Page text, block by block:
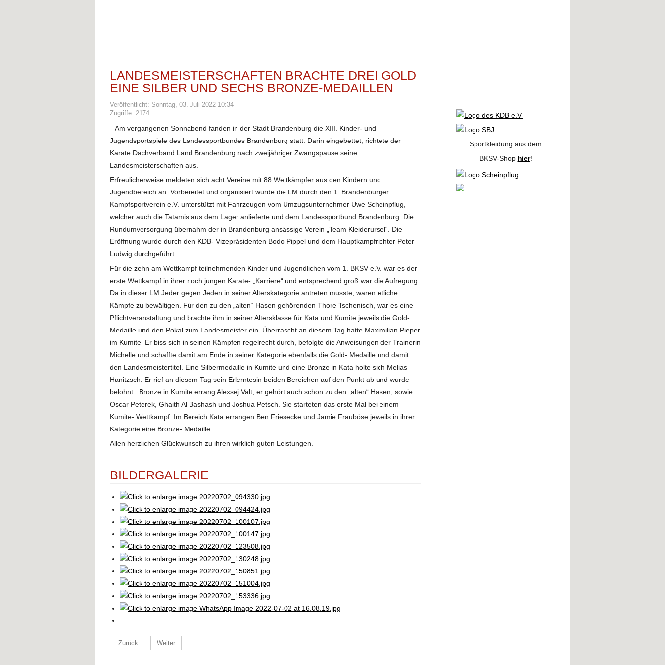
Sportkleidung aus dem
BKSV-Shop hier!
LANDESMEISTERSCHAFTEN BRACHTE DREI GOLD
EINE SILBER UND SECHS BRONZE-MEDAILLEN
Veröffentlicht: Sonntag, 03. Juli 2022 10:34
Zugriffe: 2174
Am vergangenen Sonnabend fanden in der Stadt Brandenburg die XIII. Kinder- und
Jugendsportspiele des Landessportbundes Brandenburg statt. Darin eingebettet, richtete der
Karate Dachverband Land Brandenburg nach zweijähriger Zwangspause seine
Landesmeisterschaften aus.
Erfreulicherweise meldeten sich acht Vereine mit 88 Wettkämpfer aus den Kindern und
Jugendbereich an. Vorbereitet und organisiert wurde die LM durch den 1. Brandenburger
Kampfsportverein e.V. unterstützt mit Fahrzeugen vom Umzugsunternehmer Uwe Scheinpflug,
welcher auch die Tatamis aus dem Lager anlieferte und dem Landessportbund Brandenburg. Die
Rundumversorgung übernahm der in Brandenburg ansässige Verein „Team Kleiderursel“. Die
Eröffnung wurde durch den KDB- Vizepräsidenten Bodo Pippel und dem Hauptkampfrichter Peter
Ludwig durchgeführt.
Für die zehn am Wettkampf teilnehmenden Kinder und Jugendlichen vom 1. BKSV e.V. war es der
erste Wettkampf in ihrer noch jungen Karate- „Karriere“ und entsprechend groß war die Aufregung.
Da in dieser LM Jeder gegen Jeden in seiner Alterskategorie antreten musste, waren etliche
Kämpfe zu bewältigen. Für den zu den „alten“ Hasen gehörenden Thore Tschenisch, war es eine
Pflichtveranstaltung und brachte ihm in seiner Altersklasse für Kata und Kumite jeweils die Gold-
Medaille und den Pokal zum Landesmeister ein. Überrascht an diesem Tag hatte Maximilian Pieper
im Kumite. Er biss sich in seinen Kämpfen regelrecht durch, befolgte die Anweisungen der Trainerin
Michelle und schaffte damit am Ende in seiner Kategorie ebenfalls die Gold- Medaille und damit
den Landesmeistertitel. Eine Silbermedaille in Kumite und eine Bronze in Kata holte sich Melias
Hanitzsch. Er rief an diesem Tag sein Erlerntesin beiden Bereichen auf den Punkt ab und wurde
belohnt. Bronze in Kumite errang Alexsej Valt, er gehört auch schon zu den „alten“ Hasen, sowie
Oscar Peterek, Ghaith Al Bashash und Joshua Petsch. Sie starteten das erste Mal bei einem
Kumite- Wettkampf. Im Bereich Kata errangen Ben Friesecke und Jamie Frauböse jeweils in ihrer
Kategorie eine Bronze- Medaille.
Allen herzlichen Glückwunsch zu ihren wirklich guten Leistungen.
BILDERGALERIE
Zurück Weiter